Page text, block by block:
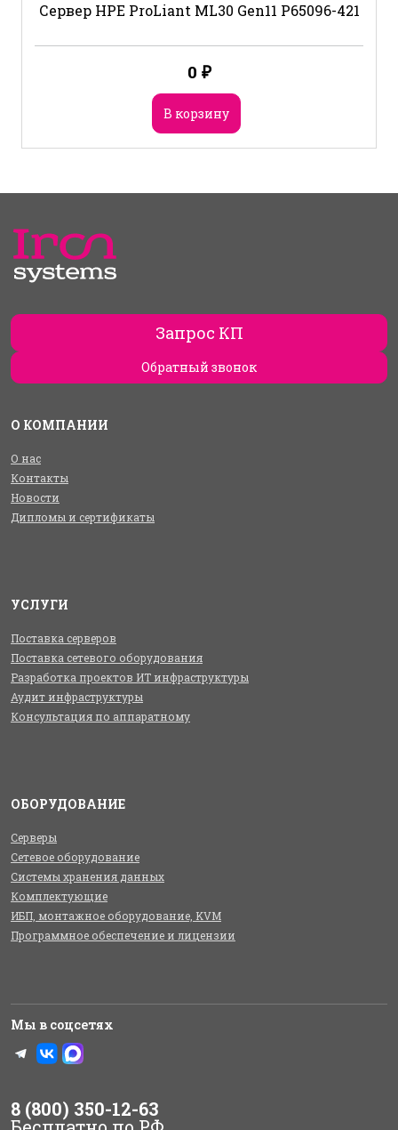
Сервер HPE ProLiant ML30 Gen11 P65096-421
0 ₽
В корзину
Запрос КП
Обратный звонок
О КОМПАНИИ
О нас
Контакты
Новости
Дипломы и сертификаты
УСЛУГИ
Поставка серверов
Поставка сетевого оборудования
Разработка проектов ИТ инфраструктуры
Аудит инфраструктуры
Консультация по аппаратному
ОБОРУДОВАНИЕ
Серверы
Сетевое оборудование
Системы хранения данных
Комплектующие
ИБП, монтажное оборудование, KVM
Программное обеспечение и лицензии
Мы в соцсетях
8 (800) 350-12-63